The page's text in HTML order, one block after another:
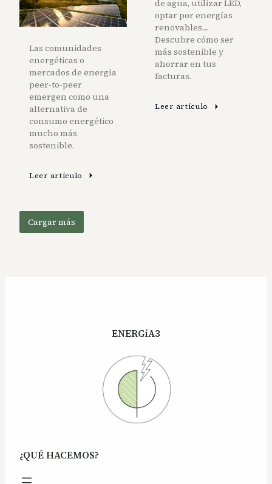
Las comunidades
energéticas o
mercados de energía
peer-to-peer
emergen como una
alternativa de
consumo energético
mucho más
sostenible.
Leer artículo
de agua, utilizar LED,
optar por energías
renovables…
Descubre cómo ser
más sostenible y
ahorrar en tus
facturas.
Leer artículo
Cargar más
ENERGíA3
¿QUÉ HACEMOS?